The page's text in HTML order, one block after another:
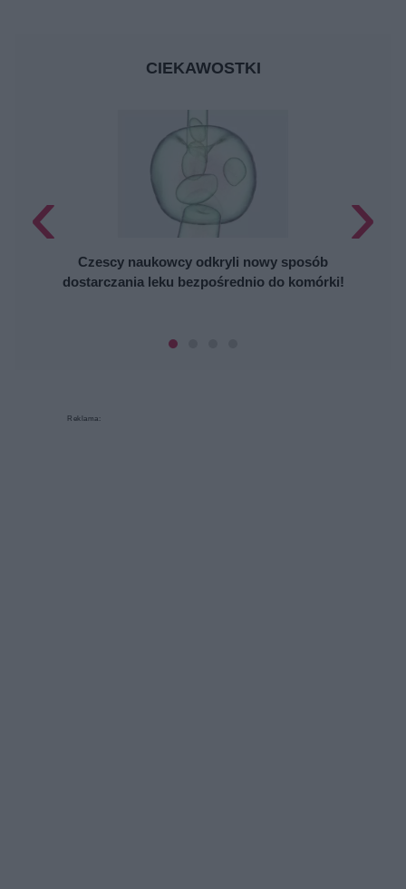
CIEKAWOSTKI
Czescy naukowcy odkryli nowy sposób
dostarczania leku bezpośrednio do komórki!
‹ ›
Reklama: